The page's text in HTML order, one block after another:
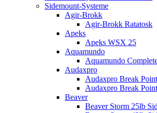
Sidemount-Systeme
Agir-Brokk
Agir-Brokk Ratatosk
Apeks
Apeks WSX 25
Aquamundo
Aquamundo
Audaxpro
Audaxpro Break
Audaxpro Break
Beaver
Beaver Storm 25lb